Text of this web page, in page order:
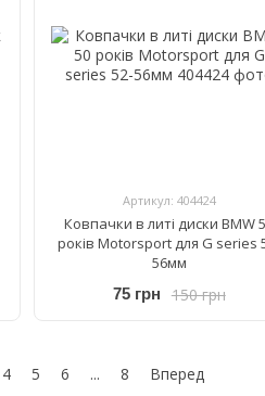
Артикул: 404424
Ковпачки в литі диски BMW
років Motorsport для G series
56мм
150 грн
75 грн
4 5 6 ... 8 Вперед